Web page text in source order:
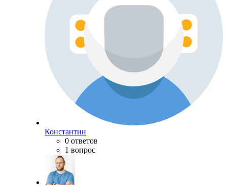
Константин
0 ответов
1 вопрос